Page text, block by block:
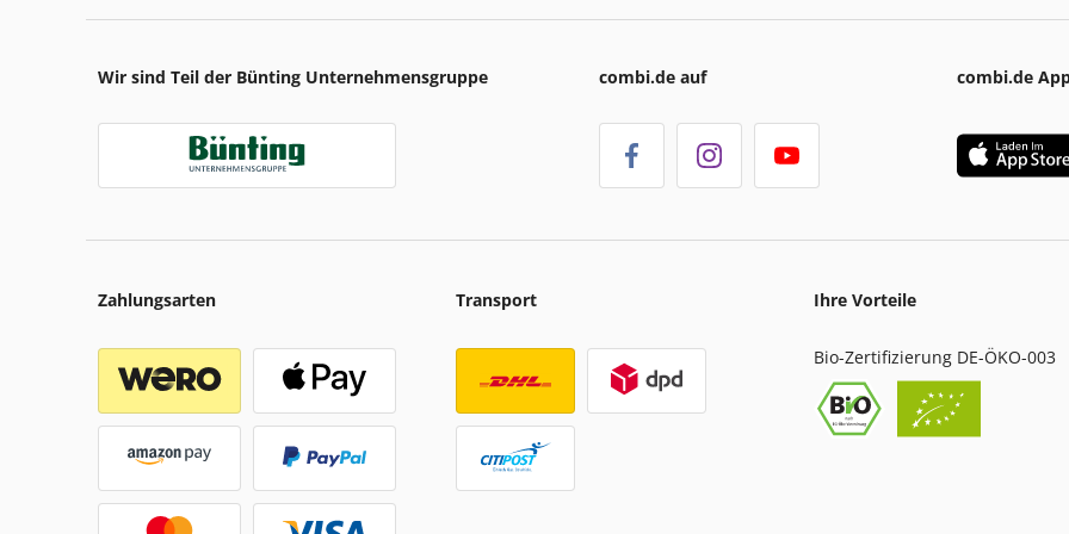
Wir sind Teil der Bünting Unternehmensgruppe combi.de auf combi.de
Zahlungsarten Transport Ihre Vorteile
Bio-Zertifizierung DE-ÖKO-003